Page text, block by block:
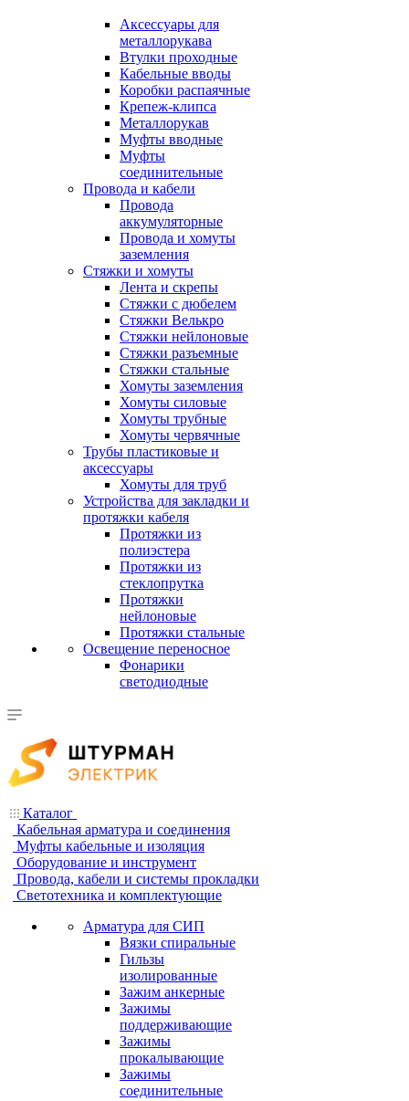
Аксессуары для
металлорукава
Втулки проходные
Кабельные вводы
Коробки распаячные
Крепеж-клипса
Металлорукав
Муфты вводные
Муфты
соединительные
Провода и кабели
Провода
аккумуляторные
Провода и хомуты
заземления
Стяжки и хомуты
Лента и скрепы
Стяжки c дюбелем
Стяжки Велькро
Стяжки нейлоновые
Стяжки разъемные
Стяжки стальные
Хомуты заземления
Хомуты силовые
Хомуты трубные
Хомуты червячные
Трубы пластиковые и
аксессуары
Хомуты для труб
Устройства для закладки и
протяжки кабеля
Протяжки из
полиэстера
Протяжки из
стеклопрутка
Протяжки
нейлоновые
Протяжки стальные
Освещение переносное
Фонарики
светодиодные
Каталог
Кабельная арматура и соединения
Муфты кабельные и изоляция
Оборудование и инструмент
Провода, кабели и системы прокладки
Светотехника и комплектующие
Арматура для СИП
Вязки спиральные
Гильзы
изолированные
Зажим анкерные
Зажимы
поддерживающие
Зажимы
прокалывающие
Зажимы
соединительные